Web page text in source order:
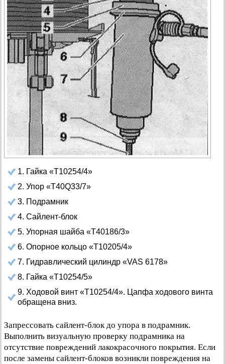
1. Гайка «Т10254/4»
2. Упор «T40Q33/7»
3. Подрамник
4. Сайлент-блок
5. Упорная шайба «Т40186/3»
6. Опорное кольцо «Т10205/4»
7. Гидравлический цилиндр «VAS 6178»
8. Гайка «Т10254/5»
9. Ходовой винт «Т10254/4». Цапфа ходового винта
обращена вниз.
Запрессовать сайлент-блок до упора в подрамник.
Выполнить визуальную проверку подрамника на
отсутствие повреждений лакокрасочного покрытия. Если
после замены сайлент-блоков возникли повреждения на